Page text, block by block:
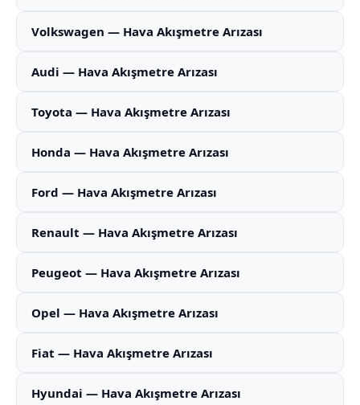
Volkswagen — Hava Akışmetre Arızası
Audi — Hava Akışmetre Arızası
Toyota — Hava Akışmetre Arızası
Honda — Hava Akışmetre Arızası
Ford — Hava Akışmetre Arızası
Renault — Hava Akışmetre Arızası
Peugeot — Hava Akışmetre Arızası
Opel — Hava Akışmetre Arızası
Fiat — Hava Akışmetre Arızası
Hyundai — Hava Akışmetre Arızası